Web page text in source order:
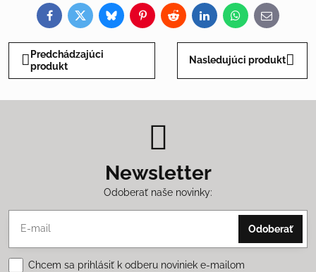
FacebookTwitterBlueskyPinterestRedditLinkedInWhatsApp
E-
mail
Predchádzajúci
produkt
Nasledujúci produkt
Newsletter
Odoberať naše novinky:
Odoberať
Chcem sa prihlásiť k odberu noviniek e-mailom